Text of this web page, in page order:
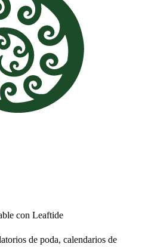
con Leaftide
de poda, calendarios de